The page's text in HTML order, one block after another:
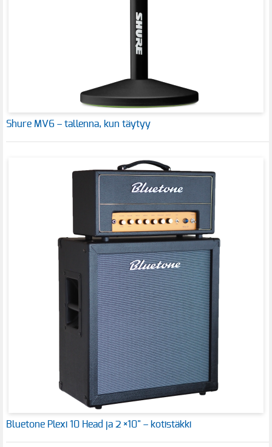
Shure MV6 – tallenna, kun täytyy
Bluetone Plexi 10 Head ja 2 ×10" – kotistäkki